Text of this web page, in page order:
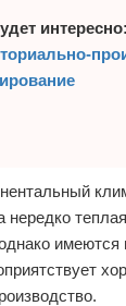
интересно:
нередко
имеются